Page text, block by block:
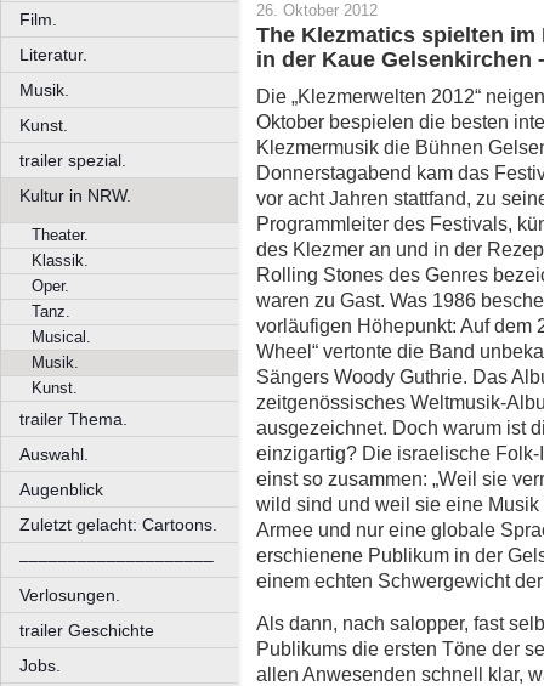
Film.
Literatur.
Musik.
Kunst.
trailer spezial.
Kultur in NRW.
Theater.
Klassik.
Oper.
Tanz.
Musical.
Musik.
Kunst.
trailer Thema.
Auswahl.
Augenblick
Zuletzt gelacht: Cartoons.
––––––––––––––––––––
Verlosungen.
trailer Geschichte
Jobs.
26. Oktober 2012
The Klezmatics spielten im
in der Kaue Gelsenkirchen
Die „Klezmerwelten 2012“
Oktober bespielen die besten
Klezmermusik die Bühnen
Donnerstagabend kam das
vor acht Jahren stattfand, zu
Programmleiter des Festivals,
des Klezmer an und in der
Rolling Stones des Genres
waren zu Gast. Was 1986
vorläufigen Höhepunkt: Auf dem
Wheel“ vertonte die Band
Sängers Woody Guthrie. Das
zeitgenössisches Weltmusik-
ausgezeichnet. Doch warum ist
einzigartig? Die israelische
einst so zusammen: „Weil sie
wild sind und weil sie eine
Armee und nur eine globale
erschienene Publikum in der
einem echten Schwergewicht
Als dann, nach salopper, fast
Publikums die ersten Töne der
allen Anwesenden schnell klar,